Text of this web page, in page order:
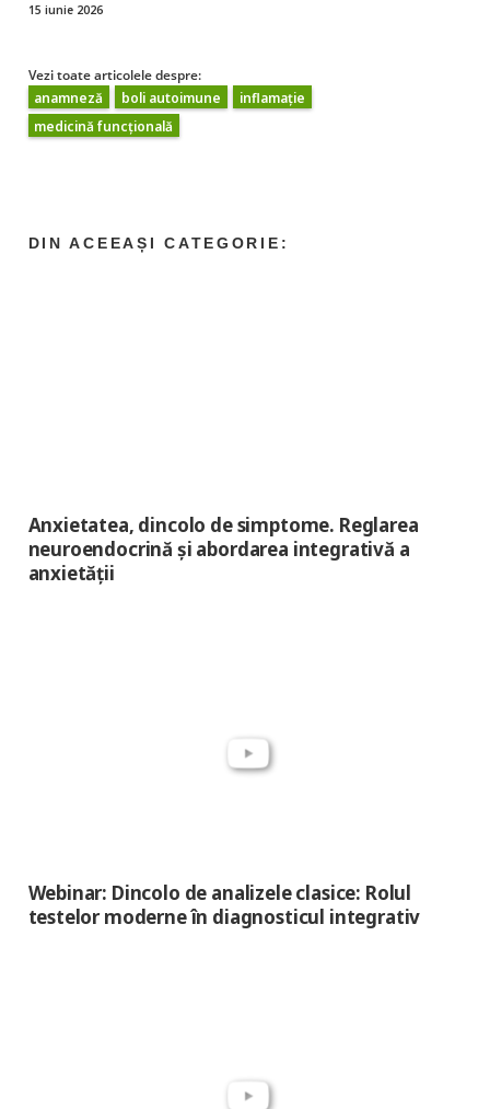
15 iunie 2026
Vezi toate articolele despre:
anamneză
boli autoimune
inflamație
medicină funcțională
Anxietatea, dincolo de simptome. Reglarea
neuroendocrină și abordarea integrativă a
anxietății
Webinar: Dincolo de analizele clasice: Rolul
testelor moderne în diagnosticul integrativ